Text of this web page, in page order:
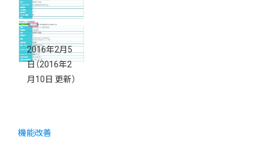
2016年2月5
日（2016年2
月10日 更新）
機能改善